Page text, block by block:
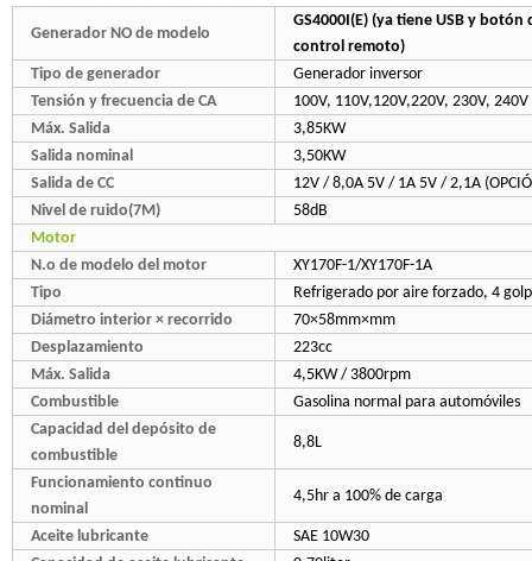
Generador NO de modelo
GS4000I(E) (ya tiene USB y
control remoto)
Tipo de generador
Generador inversor
Tensión y frecuencia de CA
100V, 110V,120V,220V, 230V,
Máx. Salida
3,85KW
Salida nominal
3,50KW
Salida de CC
12V / 8,0A 5V / 1A 5V / 2,1A
Nivel de ruido(7M)
58dB
Motor
N.o de modelo del motor
XY170F-1/XY170F-1A
Tipo
Refrigerado por aire forzado, 4
Diámetro interior × recorrido
70×58mm×mm
Desplazamiento
223cc
Máx. Salida
4,5KW / 3800rpm
Combustible
Gasolina normal para automóviles
Capacidad del depósito de
combustible
8,8L
Funcionamiento continuo
nominal
4,5hr a 100% de carga
Aceite lubricante
SAE 10W30